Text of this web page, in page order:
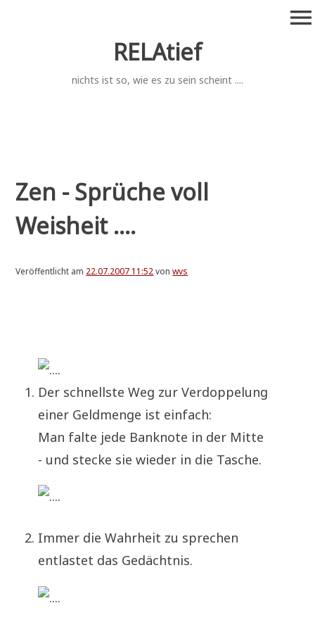
RELAtief
nichts ist so, wie es zu sein scheint ....
menu
Zen - Sprüche voll
Weisheit ....
Veröffentlicht am 22.07.2007 11:52vonwvs
Der schnell­ste Weg zur Verdoppelung
einer Geld­men­ge ist einfach:
Man fal­te jede Bank­no­te in der Mitte
- und stecke sie wie­der in die Tasche.
Immer die Wahr­heit zu sprechen
ent­la­stet das Gedächtnis.